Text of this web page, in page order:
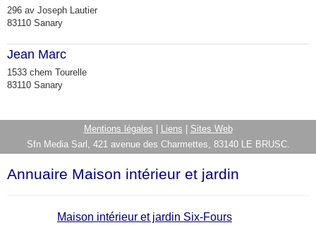
296 av Joseph Lautier
83110 Sanary
Jean Marc
1533 chem Tourelle
83110 Sanary
Mentions légales Liens
Sites Web
Sfn Media Sarl, 421 avenue des Charmettes, 83140 LE BRUSC.
Annuaire Maison intérieur et jardin
Maison intérieur et jardin Six-Fours